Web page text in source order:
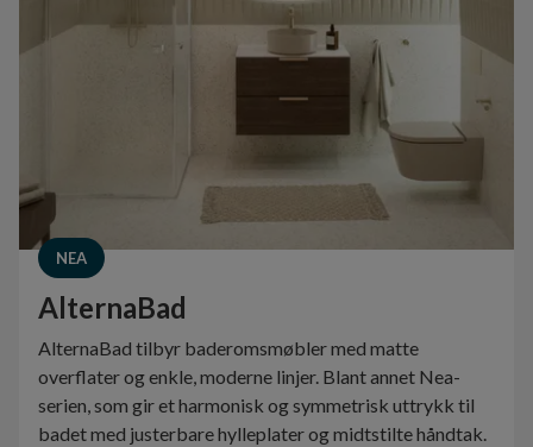
NEA
AlternaBad
AlternaBad tilbyr baderomsmøbler med matte
overflater og enkle, moderne linjer. Blant annet Nea-
serien, som gir et harmonisk og symmetrisk uttrykk til
badet med justerbare hylleplater og midtstilte håndtak.